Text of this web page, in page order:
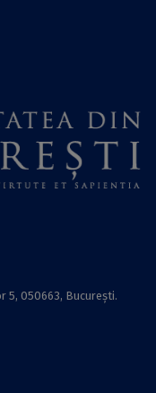
5, 050663, Bucureşti.